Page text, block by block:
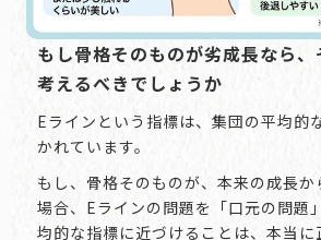
もし骨格そのものが劣成長なら
考えるべきでしょうか
Eラインという指標は、集団の平均的
かれています。
もし、骨格そのものが、本来の成長か
場合、Eラインの問題を「口元の問題
均的な指標に近づけることは、本当に